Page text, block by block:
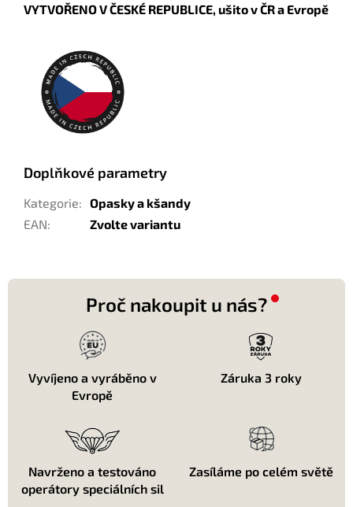
Proč nakoupit u nás?
Vyvíjeno a vyráběno v
Evropě
Záruka 3 roky
Navrženo a testováno
operátory speciálních sil
Zasíláme po celém světě
VYTVOŘENO V ČESKÉ REPUBLICE, ušito v ČR a Evropě
Doplňkové parametry
Kategorie: Opasky a kšandy
EAN: Zvolte variantu